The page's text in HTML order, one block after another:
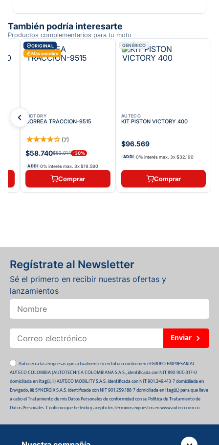
También podría interesarte
Productos complementarios para tu moto
ORIGINAL
Más vendido
VICTORY
CORREA TRACCION-9515
★★★★☆ (7)
$58.740$83.914 -30%
ADDI 0% interés max.3x$19.580
Comprar
GENÉRICO
AUTECO
KIT PISTON VICTORY 400
$96.569
ADDI 0% interés max. 3x$32.190
Comprar
Regístrate al Newsletter
Sé el primero en recibir nuestras ofertas y
lanzamientos
Enviar
Autorizo a las empresas que actualmente o en futuro conformen el GRUPO EMPRESARIAL
AUTECO COLOMBIA (AUTOTECNICA COLOMBIANA S.A.S., identificada con NIT 890.900.317-0
domiciliada en Itagüí, ii) AUTECO MOBILITY S.A.S. identificada con NIT 901.249.413-7 domiciliada en
Envigado, iii) SYNERGIX S.A.S. identificada con NIT 901.259.188-7 domiciliada en Itagüí,) para que lleve
a cabo el Tratamiento de mis Datos Personales de conformidad con su Política de Tratamiento de
Datos Personales. Confirmo que he leído y acepto los términos expuestos enwww.auteco.com.co